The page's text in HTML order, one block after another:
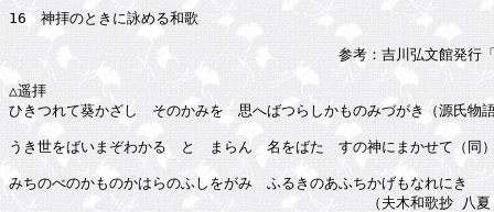
16　神拝のときに詠める和歌
参考：吉川弘文館発行「古事
△遥拝
ひきつれて葵かざしゝそのかみを　思へばつらしかものみづがき（源氏物
うき世をばいまぞわかるゝとゞまらん　名をばたゞすの神にまかせて（同
みちのべのかものかはらのふしをがみ　ふるきのあふちかげもなれにき
（夫木和歌抄 八夏　信実